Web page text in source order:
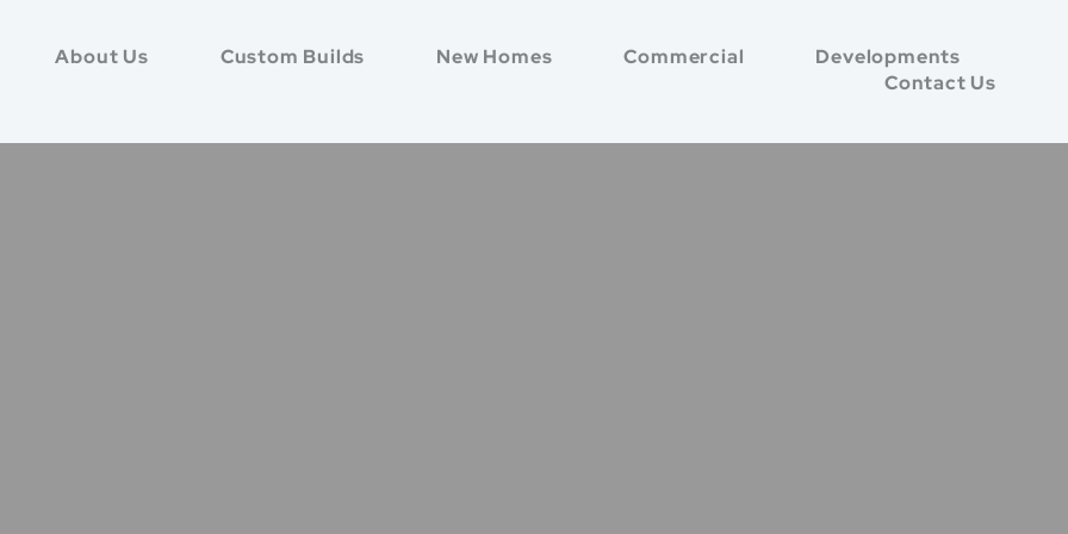
About Us Custom Builds New Homes Commercial
Developments
Contact Us